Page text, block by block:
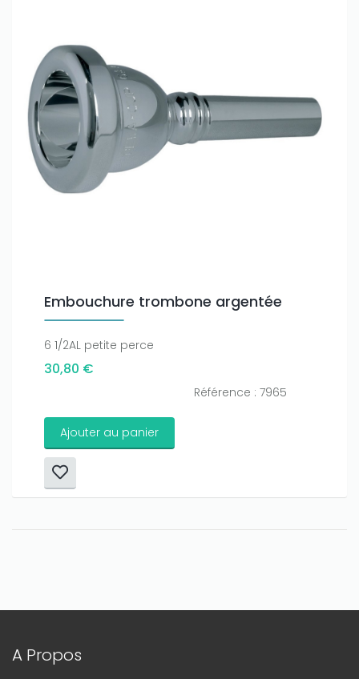
Embouchure trombone argentée
6 1/2AL petite perce
30,80 €
Référence : 7965
Ajouter au panier
A Propos